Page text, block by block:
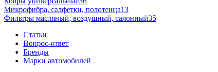
Микрофибра, салфетки, полотенца13
Фильтры масляный, воздушный, салонный35
Статьи
Вопрос-ответ
Бренды
Марки автомобилей